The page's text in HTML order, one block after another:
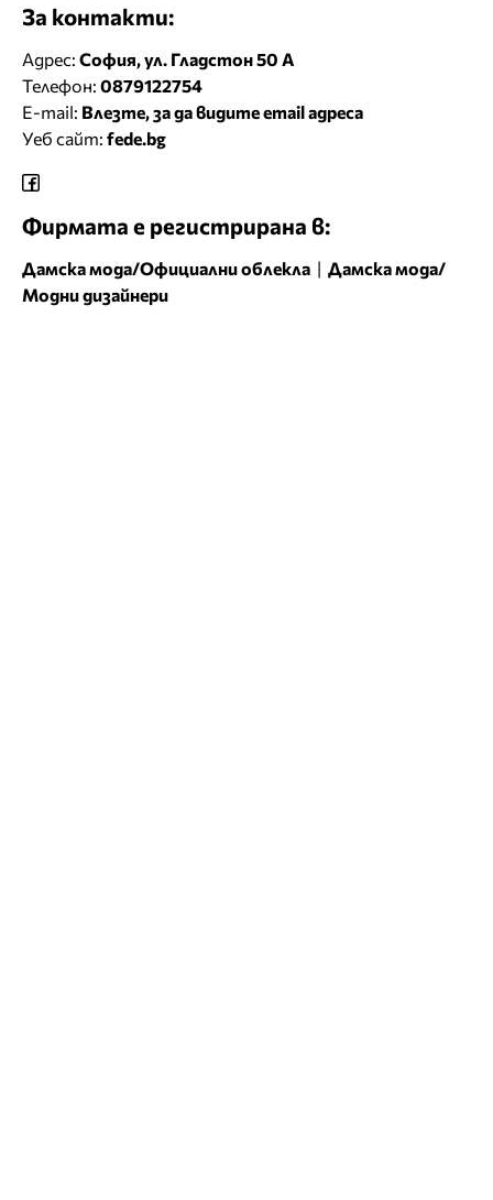
За контакти:
Адрес: София, ул. Гладстон 50 А
Телефон: 0879122754
E-mail: Влезте, за да видите email адреса
Уеб сайт: fede.bg
Фирмата е регистрирана в:
Дамска мода/Официални облекла | Дамска мода/
Модни дизайнери